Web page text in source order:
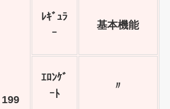
199
ﾚｷﾞｭﾗ
ｰ
基本機能
ｴﾛﾝｹﾞ
ｰﾄ
〃